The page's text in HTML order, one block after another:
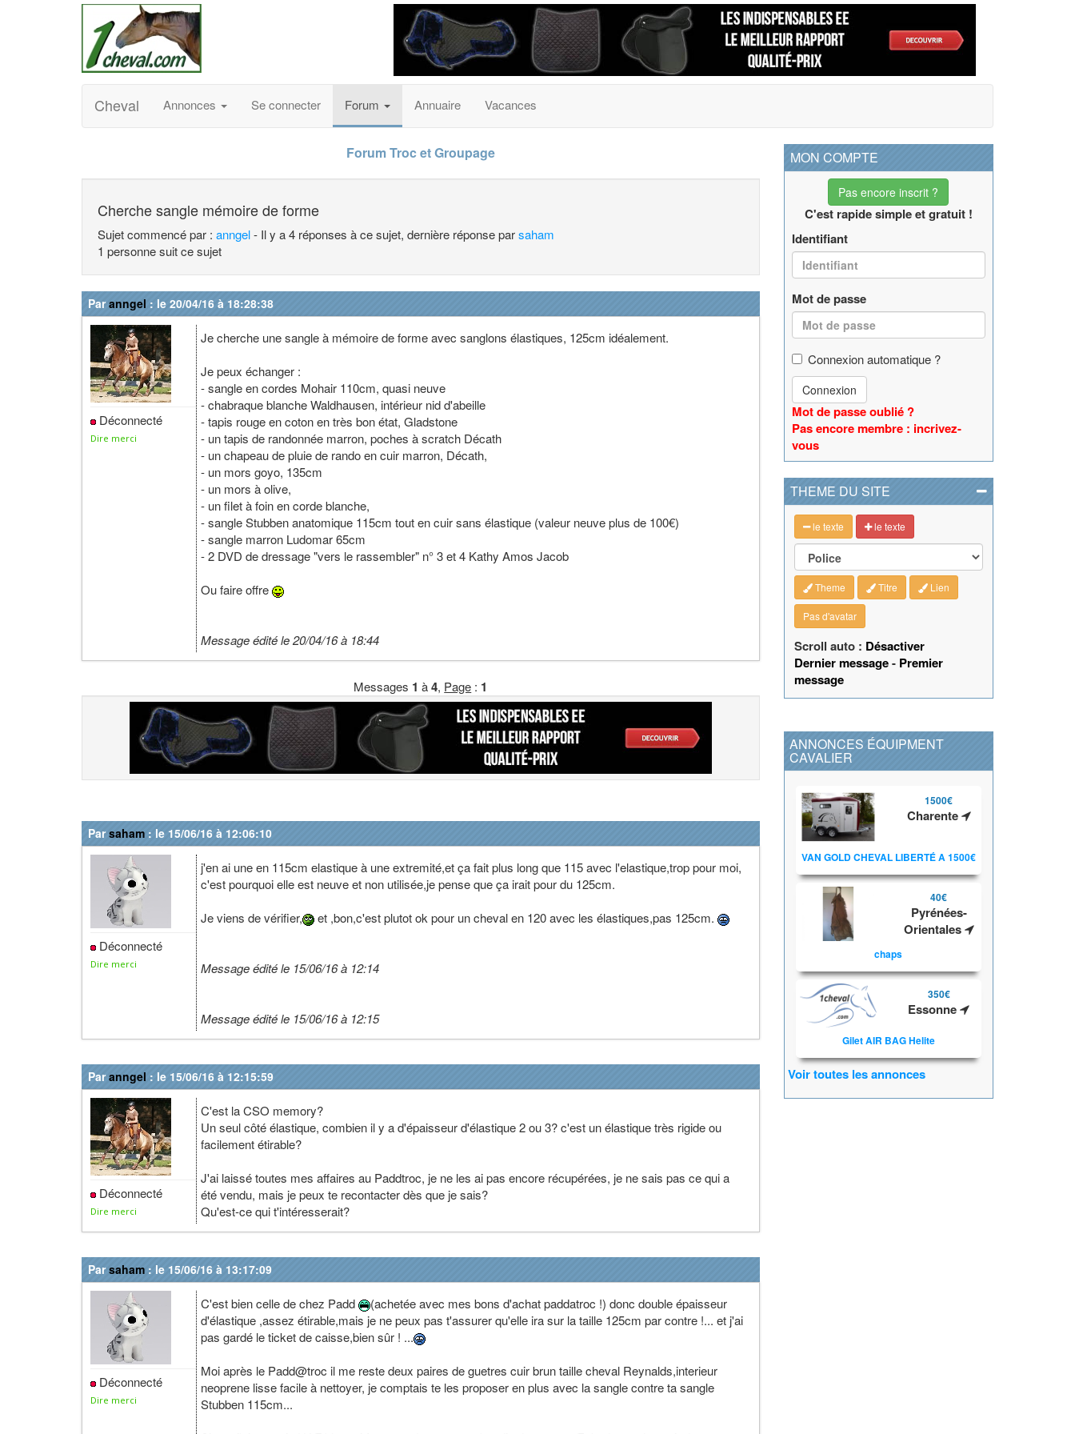
Cheval Annonces Se connecter Forum Annuaire Vacances
Forum Troc et Groupage
Cherche sangle mémoire de forme
Sujet commencé par : anngel- Il y a 4 réponses à ce sujet, dernière réponse parsaham
1 personne suit ce sujet
Paranngel : le 20/04/16 à 18:28:38
Déconnecté
Dire merci
Je cherche une sangle à mémoire de forme avec sanglons élastiques, 125cm idéalement.
Je peux échanger :
- sangle en cordes Mohair 110cm, quasi neuve
- chabraque blanche Waldhausen, intérieur nid d'abeille
- tapis rouge en coton en très bon état, Gladstone
- un tapis de randonnée marron, poches à scratch Décath
- un chapeau de pluie de rando en cuir marron, Décath,
- un mors goyo, 135cm
- un mors à olive,
- un filet à foin en corde blanche,
- sangle Stubben anatomique 115cm tout en cuir sans élastique (valeur neuve plus de 100€)
- sangle marron Ludomar 65cm
- 2 DVD de dressage "vers le rassembler" n° 3 et 4 Kathy Amos Jacob
Ou faire offre
Message édité le 20/04/16 à 18:44
Messages 1 à4, Page : 1
Parsaham : le 15/06/16 à 12:06:10
Déconnecté
Dire merci
j'en ai une en 115cm elastique à une extremité,et ça fait plus long que 115 avec l'elastique,trop pour moi,
c'est pourquoi elle est neuve et non utilisée,je pense que ça irait pour du 125cm.
Je viens de vérifier,
et ,bon,c'est plutot ok pour un cheval en 120 avec les élastiques,pas 125cm.
Message édité le 15/06/16 à 12:14
Message édité le 15/06/16 à 12:15
Paranngel : le 15/06/16 à 12:15:59
Déconnecté
Dire merci
C'est la CSO memory?
Un seul côté élastique, combien il y a d'épaisseur d'élastique 2 ou 3? c'est un élastique très rigide ou
facilement étirable?
J'ai laissé toutes mes affaires au Paddtroc, je ne les ai pas encore récupérées, je ne sais pas ce qui a
été vendu, mais je peux te recontacter dès que je sais?
Qu'est-ce qui t'intéresserait?
Parsaham : le 15/06/16 à 13:17:09
Déconnecté
Dire merci
C'est bien celle de chez Padd
(achetée avec mes bons d'achat paddatroc !) donc double épaisseur
d'élastique ,assez étirable,mais je ne peux pas t'assurer qu'elle ira sur la taille 125cm par contre !... et j'ai
pas gardé le ticket de caisse,bien sûr ! ...
Moi après le Padd@troc il me reste deux paires de guetres cuir brun taille cheval Reynalds,interieur
neoprene lisse facile à nettoyer, je comptais te les proposer en plus avec la sangle contre ta sangle
Stubben 115cm...
MON COMPTE
Pas encore inscrit ?
C'est rapide simple et gratuit !
Identifiant
Mot de passe
Connexion automatique ?
Connexion
Mot de passe oublié ?
Pas encore membre : incrivez-
vous
THEME DU SITE
le texte le texte
Theme Titre Lien
Pas d'avatar
Scroll auto : Désactiver
Dernier message- Premier
message
ANNONCES ÉQUIPMENT
CAVALIER
1500€
Charente
VAN GOLD CHEVAL LIBERTÉ A 1500€
40€
Pyrénées-
Orientales
chaps
350€
Essonne
Gilet AIR BAG Helite
Voir toutes les annonces